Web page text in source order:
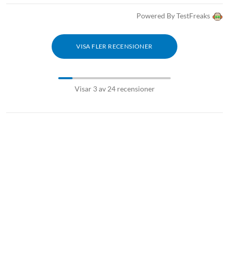
Powered By TestFreaks
VISA FLER RECENSIONER
Visar 3 av 24 recensioner